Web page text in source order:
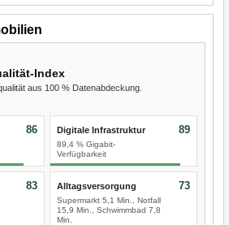
Index
aus 100 % Datenabdeckung.
86 Digitale Infrastruktur
89,4 % Gigabit-
Verfügbarkeit
89
83 Alltagsversorgung
Supermarkt 5,1 Min., Notfall
15,9 Min., Schwimmbad 7,8
Min.
73